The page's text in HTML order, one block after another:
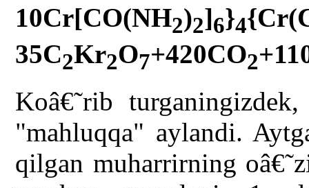
10Cr[CO(NH2)2]6}4
35C2Kr2O7+420CO2
Koâ€˜rib
"mahluqqa" aylandi.
qilgan muharrirning